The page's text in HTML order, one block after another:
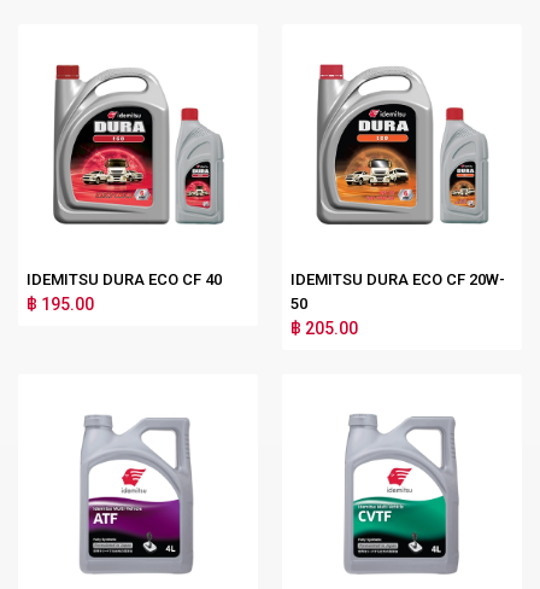
IDEMITSU DURA ECO CF 40
฿ 195.00
IDEMITSU DURA ECO CF 20W-
50
฿ 205.00